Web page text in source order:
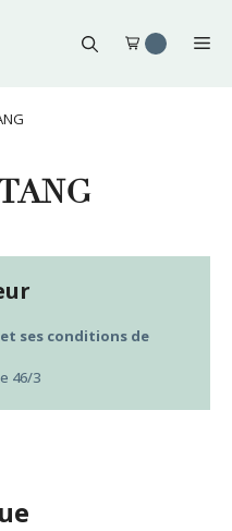
ses conditions de
46/3